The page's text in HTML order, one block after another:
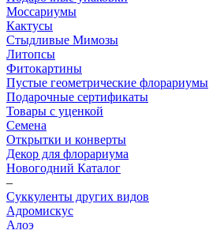
Моссариумы
Кактусы
Стыдливые Мимозы
Литопсы
Фитокартины
Пустые геометрические флорариумы
Подарочные сертификаты
Товары с уценкой
Семена
Открытки и конверты
Декор для флорариума
Новогодний Каталог
–
Суккуленты других видов
Адромискус
Алоэ